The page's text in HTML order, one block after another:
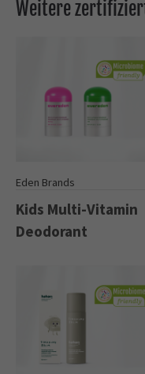
Weitere
Eden Brands
Kids Multi-Vitamin
Deodorant